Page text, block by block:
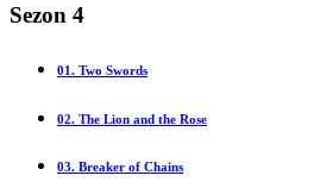
Sezon 4
01. Two Swords
02. The Lion and the Rose
03. Breaker of Chains